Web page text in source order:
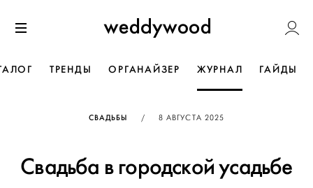
к содержанию
Weddywood
ТРЕНДЫ ОРГАНАЙЗЕР ЖУРНАЛ ГАЙДЫ
СВАДЬБЫ / ОПУБЛИКОВАНО
8 АВГУСТА 2025
Свадьба в городской усадьбе